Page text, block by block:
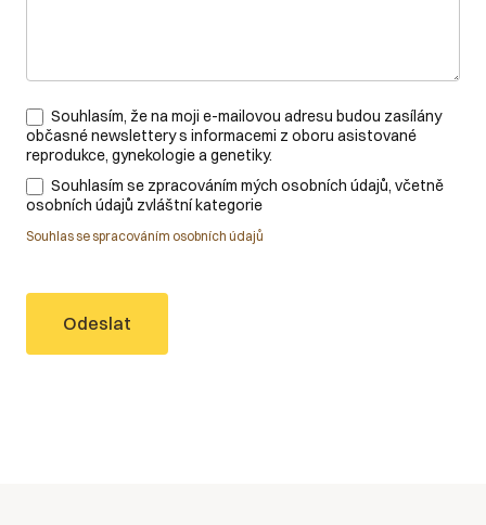
Souhlasím, že na moji e-mailovou adresu budou zasílány
občasné newslettery s informacemi z oboru asistované
reprodukce, gynekologie a genetiky.
Souhlasím se zpracováním mých osobních údajů, včetně
osobních údajů zvláštní kategorie
Souhlas se spracováním osobních údajů
Odeslat